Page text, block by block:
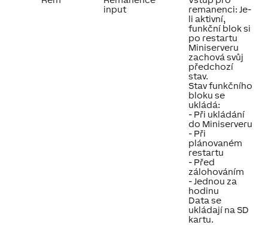
input
remanenci: Je-
li aktivní,
funkční blok si
po restartu
Miniserveru
zachová svůj
předchozí
stav.
Stav funkčního
bloku se
ukládá:
- Při ukládání
do Miniserveru
- Při
plánovaném
restartu
- Před
zálohováním
- Jednou za
hodinu
Data se
ukládají na SD
kartu.